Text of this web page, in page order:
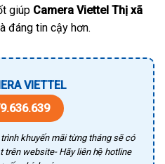
giúp Camera Viettel Thị xã
đáng tin cậy hơn.
VIETTEL
khuyến mãi từng tháng sẽ có
trên website- Hãy liên hệ hotline